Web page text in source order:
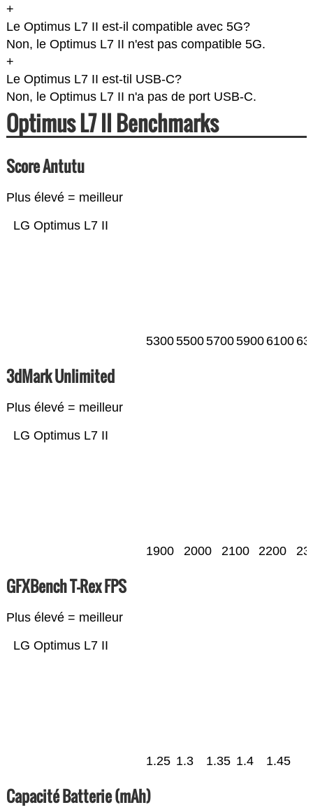
+
Le Optimus L7 II est-il compatible avec 5G?
Non, le Optimus L7 II n'est pas compatible 5G.
+
Le Optimus L7 II est-til USB-C?
Non, le Optimus L7 II n'a pas de port USB-C.
Optimus L7 II Benchmarks
Score Antutu
Plus élevé = meilleur
LG Optimus L7 II
5300550057005900 6100
3dMark Unlimited
Plus élevé = meilleur
LG Optimus L7 II
1900 2000 2100 2200
GFXBench T-Rex FPS
Plus élevé = meilleur
LG Optimus L7 II
1.25 1.3 1.35 1.4 1.45
Capacité Batterie (mAh)